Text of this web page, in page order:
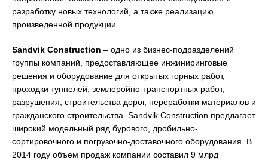
разработку новых технологий, а также реализацию
произведенной продукции.
Sandvik Construction – одно из бизнес-подразделений
группы компаний, предоставляющее инжиниринговые
решения и оборудование для открытых горных работ,
проходки туннелей, землеройно-транспортных работ,
разрушения, строительства дорог, переработки материалов и
гражданского строительства. Sandvik Construction предлагает
широкий модельный ряд бурового, дробильно-
сортировочного и погрузочно-доставочного оборудования. В
2014 году объем продаж компании составил 9 млрд